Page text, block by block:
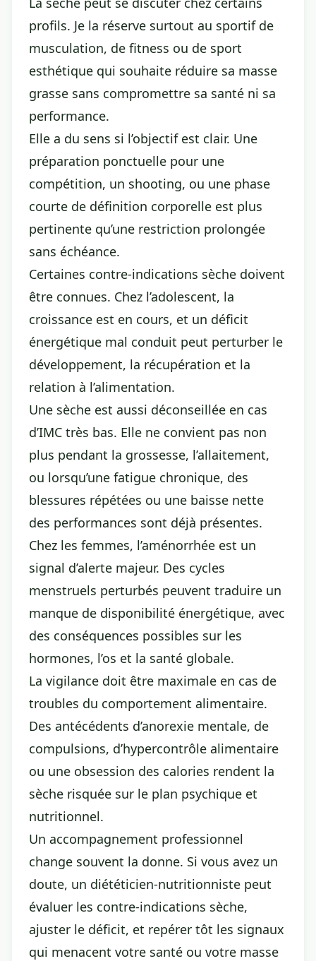
profils. Je la réserve surtout au sportif de
musculation, de fitness ou de sport
esthétique qui souhaite réduire sa masse
grasse sans compromettre sa santé ni sa
performance.
Elle a du sens si l’objectif est clair. Une
préparation ponctuelle pour une
compétition, un shooting, ou une phase
courte de définition corporelle est plus
pertinente qu’une restriction prolongée
sans échéance.
Certaines contre-indications sèche doivent
être connues. Chez l’adolescent, la
croissance est en cours, et un déficit
énergétique mal conduit peut perturber le
développement, la récupération et la
relation à l’alimentation.
Une sèche est aussi déconseillée en cas
d’IMC très bas. Elle ne convient pas non
plus pendant la grossesse, l’allaitement,
ou lorsqu’une fatigue chronique, des
blessures répétées ou une baisse nette
des performances sont déjà présentes.
Chez les femmes, l’aménorrhée est un
signal d’alerte majeur. Des cycles
menstruels perturbés peuvent traduire un
manque de disponibilité énergétique, avec
des conséquences possibles sur les
hormones, l’os et la santé globale.
La vigilance doit être maximale en cas de
troubles du comportement alimentaire.
Des antécédents d’anorexie mentale, de
compulsions, d’hypercontrôle alimentaire
ou une obsession des calories rendent la
sèche risquée sur le plan psychique et
nutritionnel.
Un accompagnement professionnel
change souvent la donne. Si vous avez un
doute, un diététicien-nutritionniste peut
évaluer les contre-indications sèche,
ajuster le déficit, et repérer tôt les signaux
qui menacent votre santé ou votre masse